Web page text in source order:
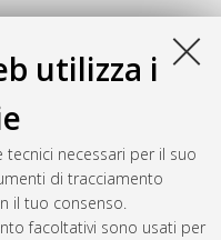
utilizza i
necessari per il suo
di tracciamento
il tuo consenso.
facoltativi sono usati per